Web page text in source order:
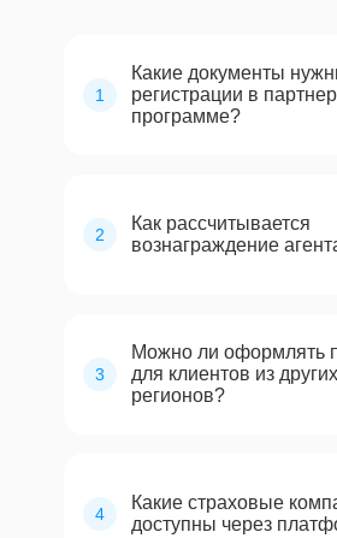
1
Какие документы
регистрации в
программе?
2
Как рассчитывается
вознаграждение
3
Можно ли оформлять
для клиентов из других
регионов?
4
Какие страховые
доступны через